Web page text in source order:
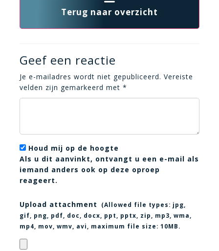
Terug naar overzicht
Geef een reactie
Je e-mailadres wordt niet gepubliceerd. Vereiste
velden zijn gemarkeerd met *
Houd mij op de hoogte
Als u dit aanvinkt, ontvangt u een e-mail als
iemand anders ook op deze oproep
reageert.
Upload attachment (Allowed file types: jpg,
gif, png, pdf, doc, docx, ppt, pptx, zip, mp3, wma,
mp4, mov, wmv, avi
, maximum file size: 10MB.